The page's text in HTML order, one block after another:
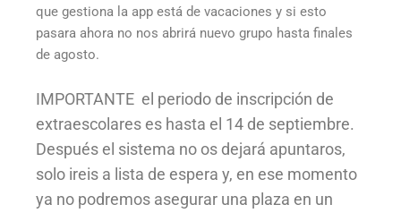
que gestiona la app está de vacaciones y si esto
pasara ahora no nos abrirá nuevo grupo hasta finales
de agosto.
IMPORTANTE el periodo de inscripción de
extraescolares es hasta el 14 de septiembre.
Después el sistema no os dejará apuntaros,
solo ireis a lista de espera y, en ese momento
ya no podremos asegurar una plaza en un